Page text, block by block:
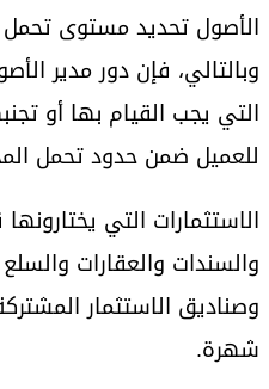
الأصول تحديد مستوى تحمل
وبالتالي، فإن دور مدير
التي يجب القيام بها أو
للعميل ضمن حدود تحمل
الاستثمارات التي
والسندات والعقارات والسلع
وصناديق الاستثمار
شهرة.